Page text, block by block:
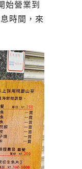
始營業到
時間，來